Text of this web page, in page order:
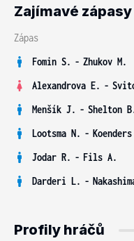
Zajímavé zápasy
Zápas
Fomin S. - Zhukov M.
Alexandrova E. -
Menšík J. - Shelton
Lootsma N. -
Jodar R. - Fils A.
Darderi L. -
Profily hráčů